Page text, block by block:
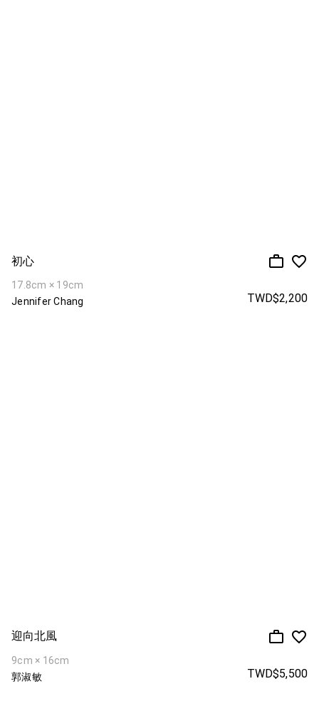
初心
17.8cm × 19cm
Jennifer Chang
TWD$2,200
迎向北風
9cm × 16cm
郭淑敏
TWD$5,500